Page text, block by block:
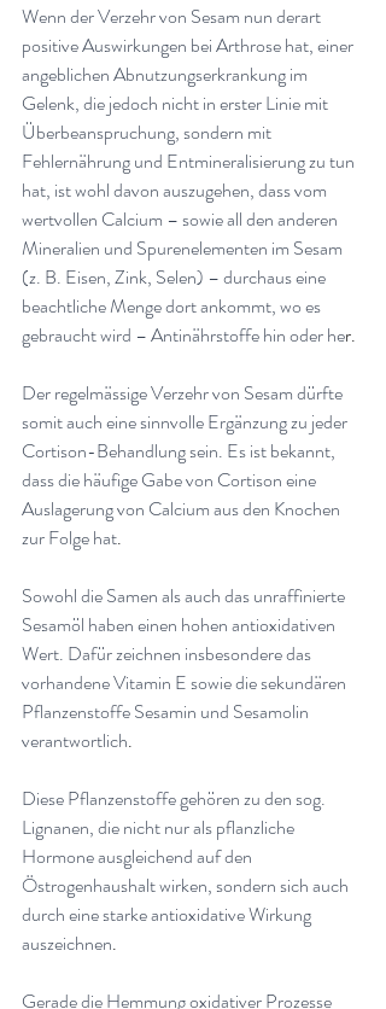
Wenn der Verzehr von Sesam nun derart
positive Auswirkungen bei Arthrose hat, einer
angeblichen Abnutzungserkrankung im
Gelenk, die jedoch nicht in erster Linie mit
Überbeanspruchung, sondern mit
Fehlernährung und Entmineralisierung zu tun
hat, ist wohl davon auszugehen, dass vom
wertvollen Calcium – sowie all den anderen
Mineralien und Spurenelementen im Sesam
(z. B. Eisen, Zink, Selen) – durchaus eine
beachtliche Menge dort ankommt, wo es
gebraucht wird – Antinährstoffe hin oder her.
Der regelmässige Verzehr von Sesam dürfte
somit auch eine sinnvolle Ergänzung zu jeder
Cortison-Behandlung sein. Es ist bekannt,
dass die häufige Gabe von Cortison eine
Auslagerung von Calcium aus den Knochen
zur Folge hat.
Sowohl die Samen als auch das unraffinierte
Sesamöl haben einen hohen antioxidativen
Wert. Dafür zeichnen insbesondere das
vorhandene Vitamin E sowie die sekundären
Pflanzenstoffe Sesamin und Sesamolin
verantwortlich.
Diese Pflanzenstoffe gehören zu den sog.
Lignanen, die nicht nur als pflanzliche
Hormone ausgleichend auf den
Östrogenhaushalt wirken, sondern sich auch
durch eine starke antioxidative Wirkung
auszeichnen.
Gerade die Hemmung oxidativer Prozesse